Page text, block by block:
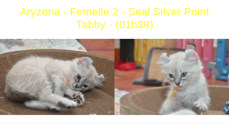
Aryzona - Femelle 2 - Seal Silver Point
Tabby - (01h38)